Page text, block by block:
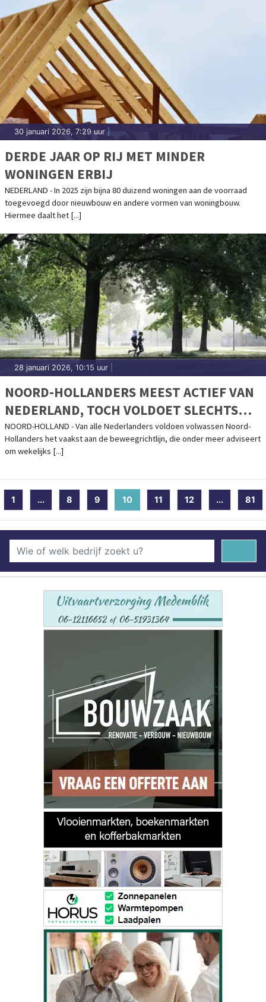
30 januari 2026, 7:29 uur
DERDE JAAR OP RIJ MET MINDER
WONINGEN ERBIJ
NEDERLAND - In 2025 zijn bijna 80 duizend woningen aan de voorraad
toegevoegd door nieuwbouw en andere vormen van woningbouw.
Hiermee daalt het [...]
28 januari 2026, 10:15 uur
NOORD-HOLLANDERS MEEST ACTIEF VAN
NEDERLAND, TOCH VOLDOET SLECHTS
HELFT AAN BEWEEGRICHTLIJN
NOORD-HOLLAND - Van alle Nederlanders voldoen volwassen Noord-
Hollanders het vaakst aan de beweegrichtlijn, die onder meer adviseert
om wekelijks [...]
1 ... 8 9 10 (current)
11 12 ... 81